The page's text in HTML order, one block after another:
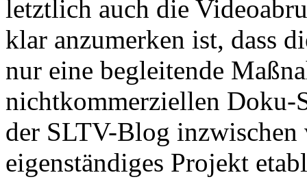
letztlich auch die
klar anzumerken ist, dass
nur eine begleitende
nichtkommerziellen Doku-
der SLTV-Blog inzwischen
eigenständiges Projekt